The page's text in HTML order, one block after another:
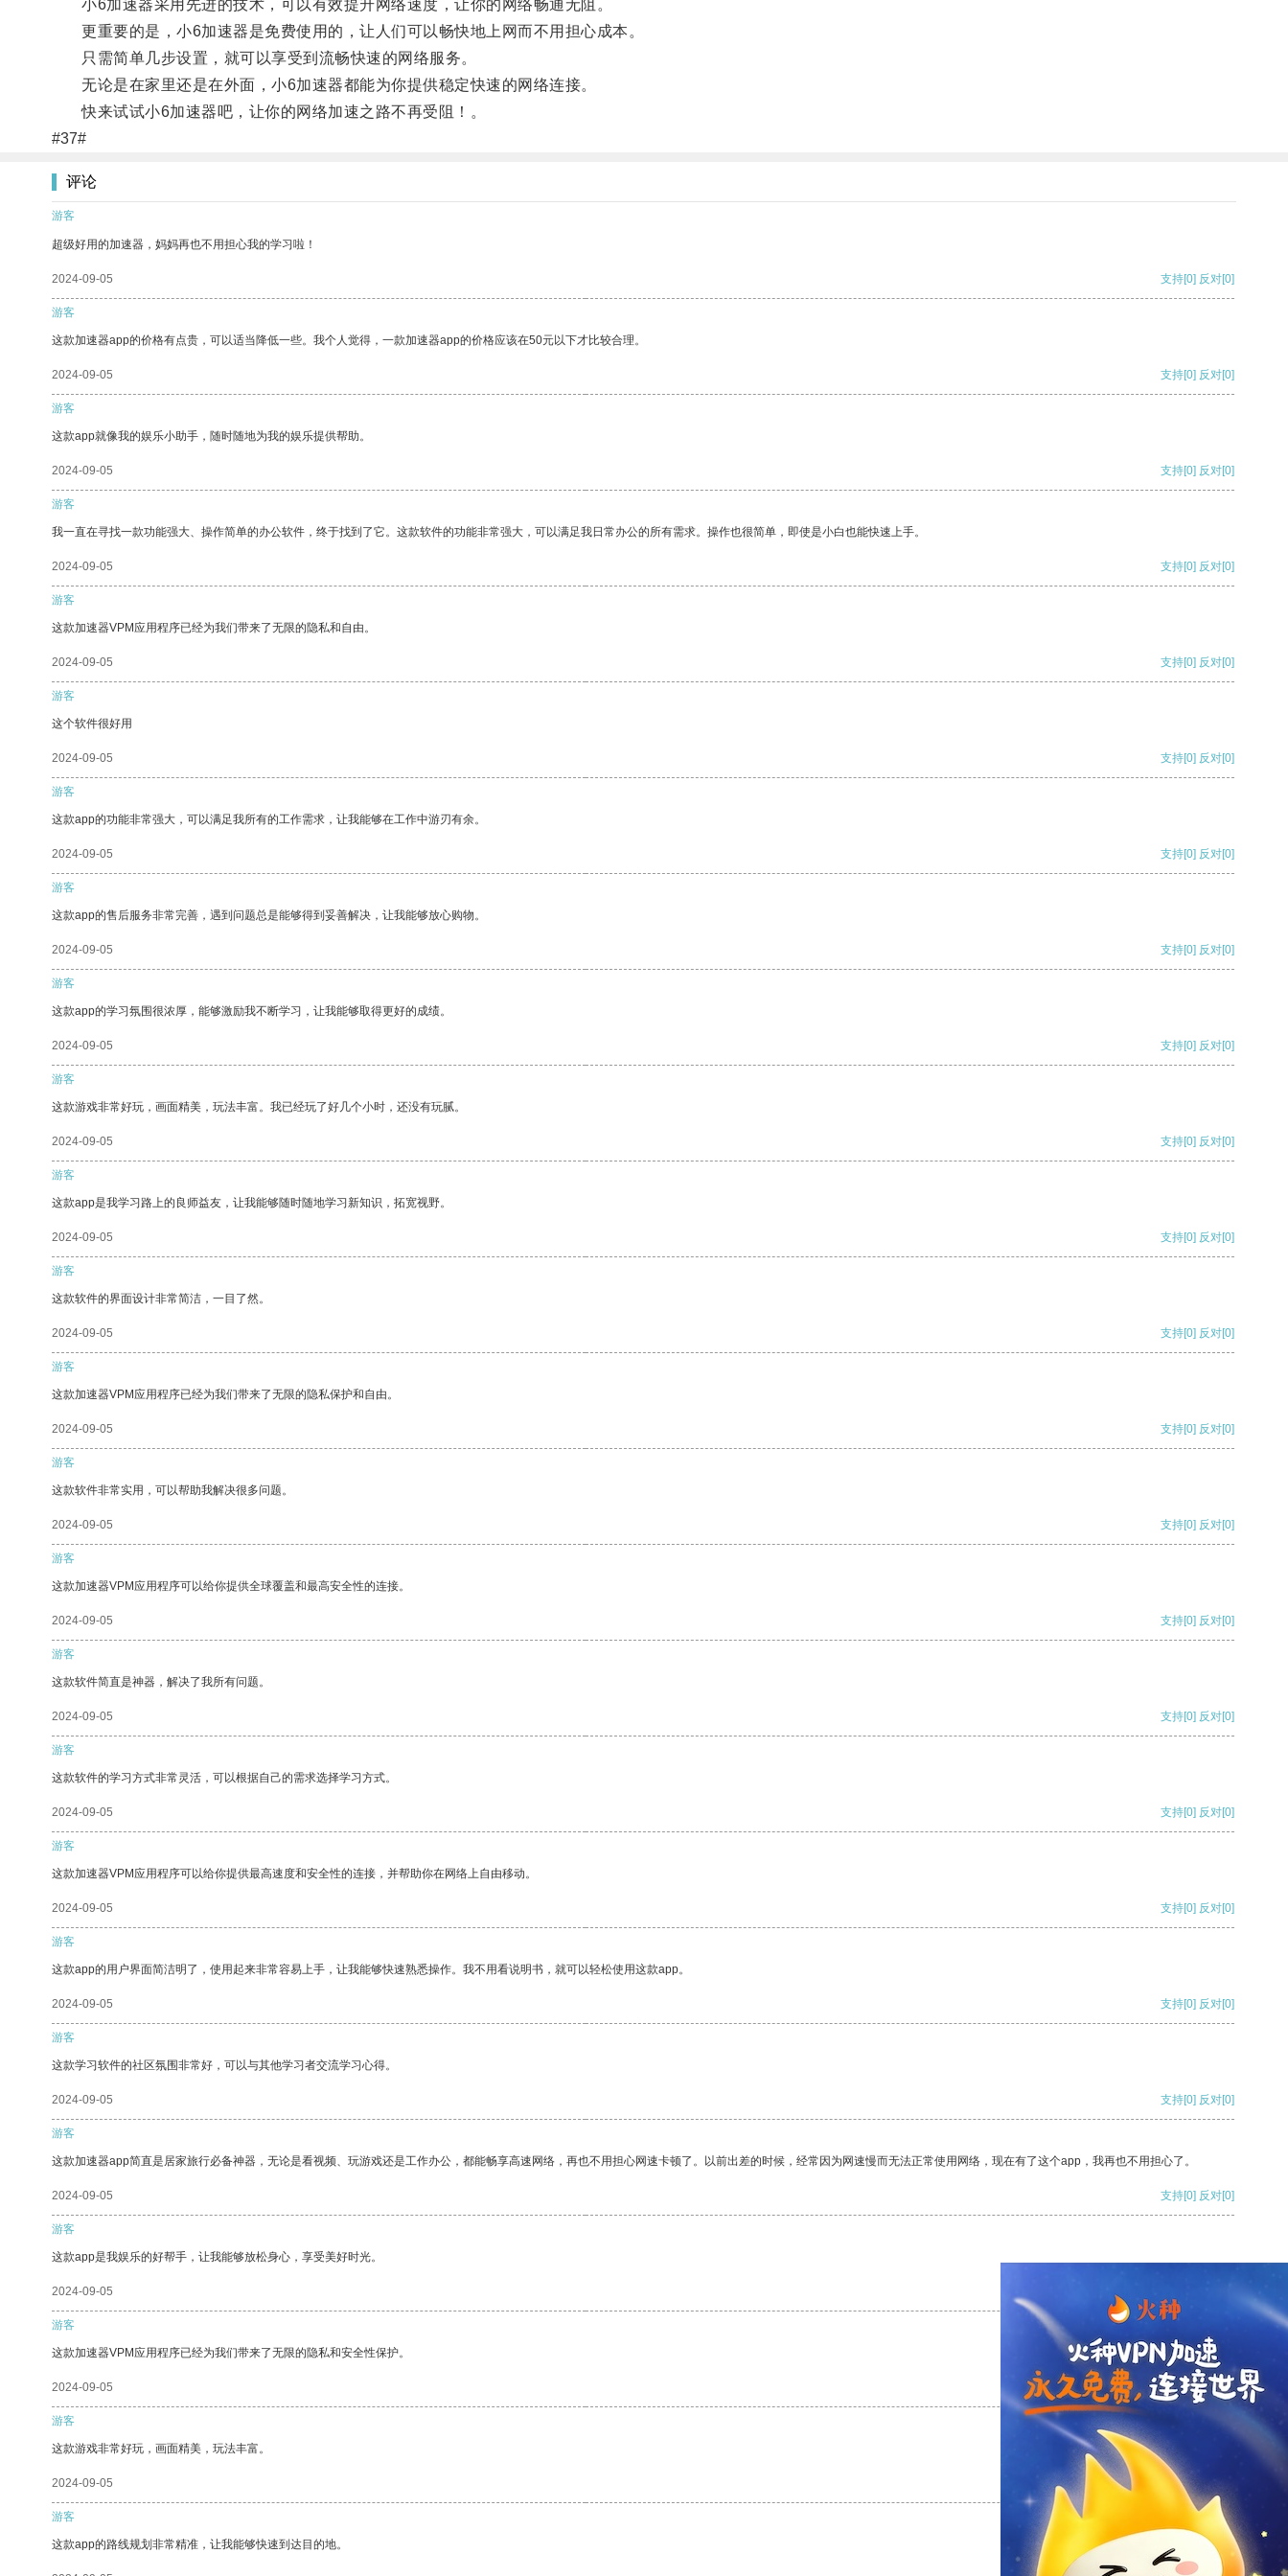
小6加速器采用先进的技术，可以有效提升网络速度，让你的网络畅通无阻。
更重要的是，小6加速器是免费使用的，让人们可以畅快地上网而不用担心成本。
只需简单几步设置，就可以享受到流畅快速的网络服务。
无论是在家里还是在外面，小6加速器都能为你提供稳定快速的网络连接。
快来试试小6加速器吧，让你的网络加速之路不再受阻！。
#37#
评论
游客
超级好用的加速器，妈妈再也不用担心我的学习啦！
2024-09-05 支持[0] 反对[0]
游客
这款加速器app的价格有点贵，可以适当降低一些。我个人觉得，一款加速器app的价格应该在50元以下才比较合理。
2024-09-05 支持[0] 反对[0]
游客
这款app就像我的娱乐小助手，随时随地为我的娱乐提供帮助。
2024-09-05 支持[0] 反对[0]
游客
我一直在寻找一款功能强大、操作简单的办公软件，终于找到了它。这款软件的功能非常强大，可以满足我日常办公的所有需求。操作也很简单，即使是小白也能快速上手。
2024-09-05 支持[0] 反对[0]
游客
这款加速器VPM应用程序已经为我们带来了无限的隐私和自由。
2024-09-05 支持[0] 反对[0]
游客
这个软件很好用
2024-09-05 支持[0] 反对[0]
游客
这款app的功能非常强大，可以满足我所有的工作需求，让我能够在工作中游刃有余。
2024-09-05 支持[0] 反对[0]
游客
这款app的售后服务非常完善，遇到问题总是能够得到妥善解决，让我能够放心购物。
2024-09-05 支持[0] 反对[0]
游客
这款app的学习氛围很浓厚，能够激励我不断学习，让我能够取得更好的成绩。
2024-09-05 支持[0] 反对[0]
游客
这款游戏非常好玩，画面精美，玩法丰富。我已经玩了好几个小时，还没有玩腻。
2024-09-05 支持[0] 反对[0]
游客
这款app是我学习路上的良师益友，让我能够随时随地学习新知识，拓宽视野。
2024-09-05 支持[0] 反对[0]
游客
这款软件的界面设计非常简洁，一目了然。
2024-09-05 支持[0] 反对[0]
游客
这款加速器VPM应用程序已经为我们带来了无限的隐私保护和自由。
2024-09-05 支持[0] 反对[0]
游客
这款软件非常实用，可以帮助我解决很多问题。
2024-09-05 支持[0] 反对[0]
游客
这款加速器VPM应用程序可以给你提供全球覆盖和最高安全性的连接。
2024-09-05 支持[0] 反对[0]
游客
这款软件简直是神器，解决了我所有问题。
2024-09-05 支持[0] 反对[0]
游客
这款软件的学习方式非常灵活，可以根据自己的需求选择学习方式。
2024-09-05 支持[0] 反对[0]
游客
这款加速器VPM应用程序可以给你提供最高速度和安全性的连接，并帮助你在网络上自由移动。
2024-09-05 支持[0] 反对[0]
游客
这款app的用户界面简洁明了，使用起来非常容易上手，让我能够快速熟悉操作。我不用看说明书，就可以轻松使用这款app。
2024-09-05 支持[0] 反对[0]
游客
这款学习软件的社区氛围非常好，可以与其他学习者交流学习心得。
2024-09-05 支持[0] 反对[0]
游客
这款加速器app简直是居家旅行必备神器，无论是看视频、玩游戏还是工作办公，都能畅享高速网络，再也不用担心网速卡顿了。以前出差的时候，经常因为网速慢而无法正常使用网络，现在有了这个app，我再也不用担心了。
2024-09-05 支持[0] 反对[0]
游客
这款app是我娱乐的好帮手，让我能够放松身心，享受美好时光。
2024-09-05
游客
这款加速器VPM应用程序已经为我们带来了无限的隐私和安全性保护。
2024-09-05 支持 [0] 反对[0]
游客
这款游戏非常好玩，画面精美，玩法丰富。
2024-09-05 支持[0] 反对
游客
这款app的路线规划非常精准，让我能够快速到达目的地。